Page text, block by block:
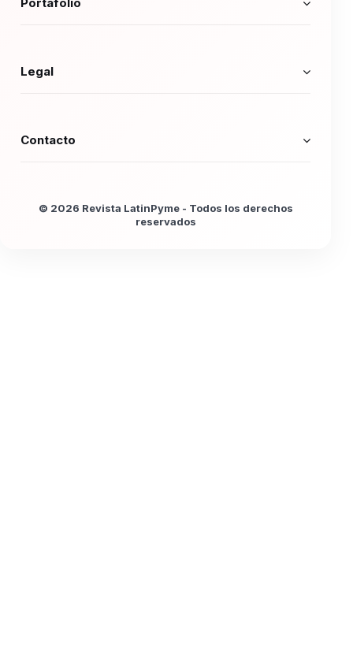
Legal
Contacto
© 2026 Revista LatinPyme - Todos los derechos
reservados